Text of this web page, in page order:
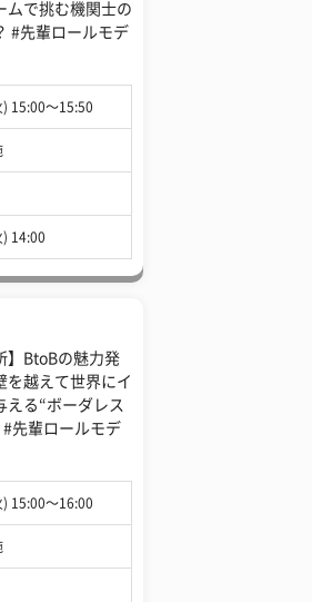
ムで挑む機関士の
#先輩ロールモデ
15:00〜15:50
14:00
】BtoBの魅力発
を越えて世界にイ
える“ボーダレス
#先輩ロールモデ
15:00〜16:00